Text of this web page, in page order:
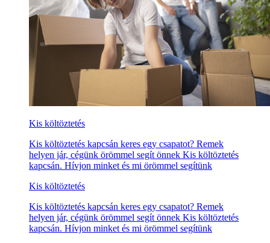
Kis költöztetés
Kis költöztetés kapcsán keres egy csapatot? Remek
helyen jár, cégünk örömmel segít önnek Kis költöztetés
kapcsán. Hívjon minket és mi örömmel segítünk
Kis költöztetés
Kis költöztetés kapcsán keres egy csapatot? Remek
helyen jár, cégünk örömmel segít önnek Kis költöztetés
kapcsán. Hívjon minket és mi örömmel segítünk